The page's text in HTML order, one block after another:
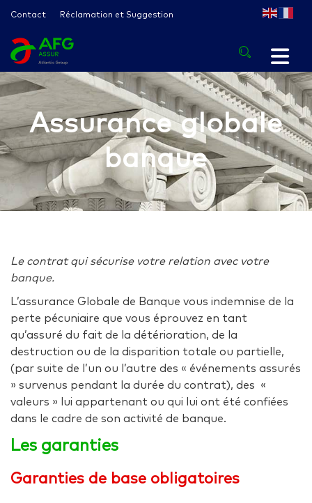
Contact Réclamation et Suggestion
Assurance globale
banque
Le contrat qui sécurise votre relation avec votre
banque.
L’assurance Globale de Banque vous indemnise de la
perte pécuniaire que vous éprouvez en tant
qu’assuré du fait de la détérioration, de la
destruction ou de la disparition totale ou partielle,
(par suite de l’un ou l’autre des « événements assurés
» survenus pendant la durée du contrat), des «
valeurs » lui appartenant ou qui lui ont été confiées
dans le cadre de son activité de banque.
Les garanties
Garanties de base obligatoires